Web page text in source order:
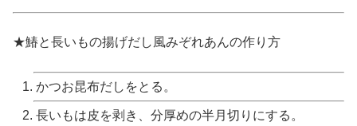
★鰆と長いもの揚げだし風みぞれあんの作り方
かつお昆布だしをとる。
長いもは皮を剥き、分厚めの半月切りにする。